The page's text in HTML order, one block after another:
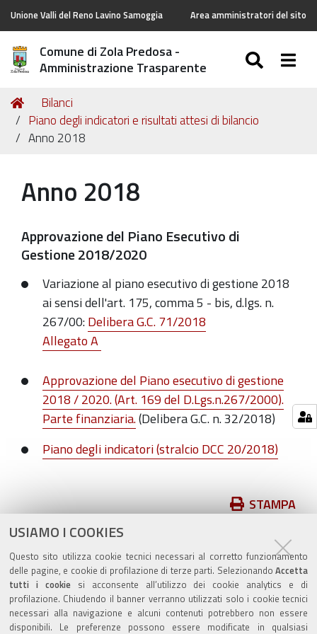
USIAMO I COOKIES
Questo sito utilizza cookie tecnici necessari al corretto funzionamento
delle pagine, e cookie di profilazione di terze parti. Selezionando Accetta
tutti i cookiesi acconsente all’utilizzo dei cookie analytics e di
profilazione. Chiudendo il banner verranno utilizzati solo i cookie tecnici
necessari alla navigazione e alcuni contenuti potrebbero non essere
disponibili. Le preferenze possono essere modificate in qualsiasi
Unione Valli del Reno Lavino Samoggia Area amministratori del sito
Comune di Zola Predosa -
Amministrazione Trasparente
Tu
sei
qui:
Home
Bilanci
Piano degli indicatori e risultati attesi di bilancio
Anno 2018
Anno 2018
Approvazione del Piano Esecutivo di
Gestione 2018/2020
Variazione al piano esecutivo di gestione 2018
ai sensi dell'art. 175, comma 5 - bis, d.lgs. n.
267/00:Delibera G.C. 71/2018
Allegato A
Approvazione del Piano esecutivo di gestione
2018 / 2020. (Art. 169 del D.Lgs.n.267/2000).
Parte finanziaria.(Delibera G.C. n. 32/2018)
Piano degli indicatori (stralcio DCC 20/2018)
documento
STAMPA
pubblicato il23/11/2018
ultima modifica28/03/2019